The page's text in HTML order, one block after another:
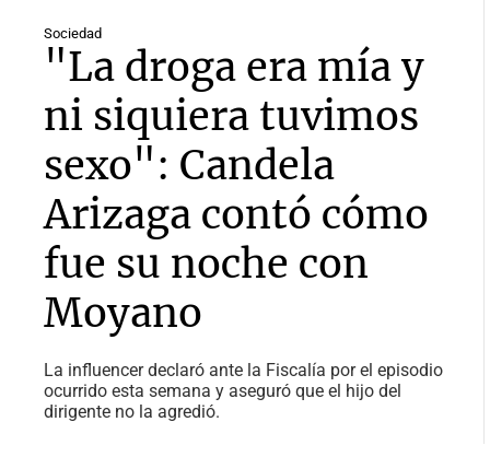
Sociedad
"La droga era mía y
ni siquiera tuvimos
sexo": Candela
Arizaga contó cómo
fue su noche con
Moyano
La influencer declaró ante la Fiscalía por el episodio
ocurrido esta semana y aseguró que el hijo del
dirigente no la agredió.